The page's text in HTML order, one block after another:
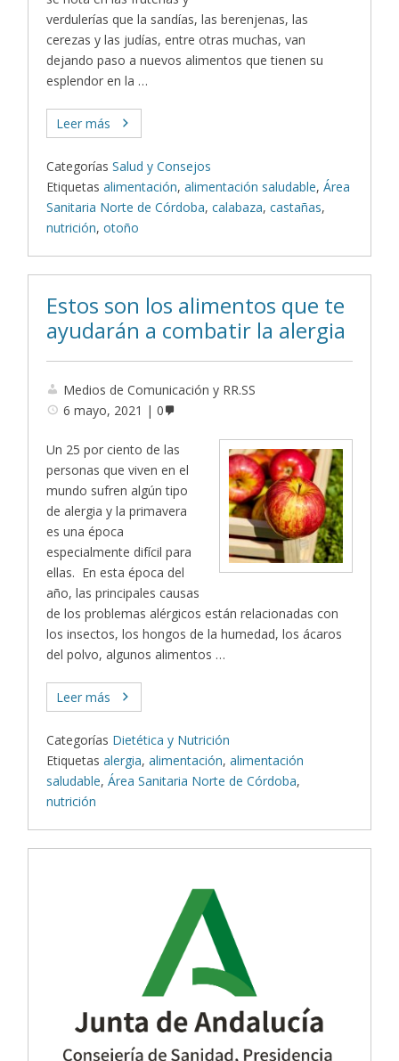
verdulerías que la sandías, las berenjenas, las
cerezas y las judías, entre otras muchas, van
dejando paso a nuevos alimentos que tienen su
esplendor en la …
Leer más
Categorías Salud y Consejos
Etiquetas alimentación,alimentación saludable,Área
Sanitaria Norte de Córdoba,calabaza,castañas,
nutrición,otoño
Estos son los alimentos que te
ayudarán a combatir la alergia
Medios de Comunicación y RR.SS
6 mayo, 2021
0
Un 25 por ciento de las
personas que viven en el
mundo sufren algún tipo
de alergia y la primavera
es una época
especialmente difícil para
ellas. En esta época del
año, las principales causas
de los problemas alérgicos están relacionadas con
los insectos, los hongos de la humedad, los ácaros
del polvo, algunos alimentos …
Leer más
Categorías Dietética y Nutrición
Etiquetas alergia,alimentación,alimentación
saludable,Área Sanitaria Norte de Córdoba,
nutrición